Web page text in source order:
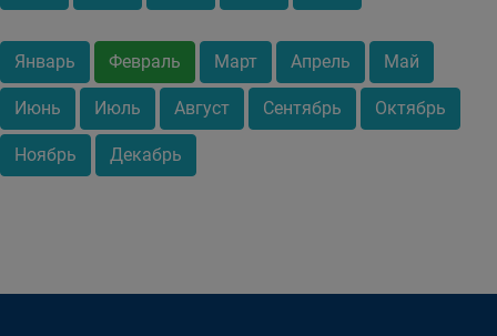
Январь Февраль Март Апрель Май
Июнь Июль Август Сентябрь Октябрь
Ноябрь Декабрь